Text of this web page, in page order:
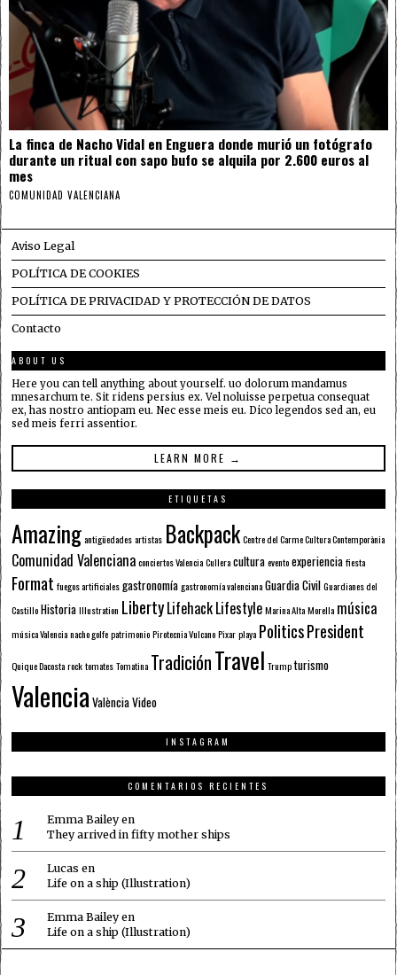
La finca de Nacho Vidal en Enguera donde murió un fotógrafo
durante un ritual con sapo bufo se alquila por 2.600 euros al
mes
COMUNIDAD VALENCIANA
Aviso Legal
POLÍTICA DE COOKIES
POLÍTICA DE PRIVACIDAD Y PROTECCIÓN DE DATOS
Contacto
ABOUT US
Here you can tell anything about yourself. uo dolorum mandamus
mnesarchum te. Sit ridens persius ex. Vel noluisse perpetua consequat
ex, has nostro antiopam eu. Nec esse meis eu. Dico legendos sed an, eu
sed meis ferri assentior.
LEARN MORE →
ETIQUETAS
Amazing antigüedades artistas Backpack Centre del Carme Cultura Contemporània
Comunidad Valenciana conciertos Valencia Cullera cultura evento experiencia fiesta
Format fuegos artificiales gastronomía gastronomía valenciana Guardia Civil Guardianes del
Castillo Historia Illustration LibertyLifehackLifestyle Marina Alta Morella música
música Valencia nacho golfe patrimonio Pirotecnia Vulcano Pixar playa PoliticsPresident
Quique Dacosta rock tomates Tomatina TradiciónTravel Trump turismo
Valencia ValènciaVideo
INSTAGRAM
COMENTARIOS RECIENTES
Emma Baileyen
They arrived in fifty mother ships
Lucas en
Life on a ship (Illustration)
Emma Baileyen
Life on a ship (Illustration)